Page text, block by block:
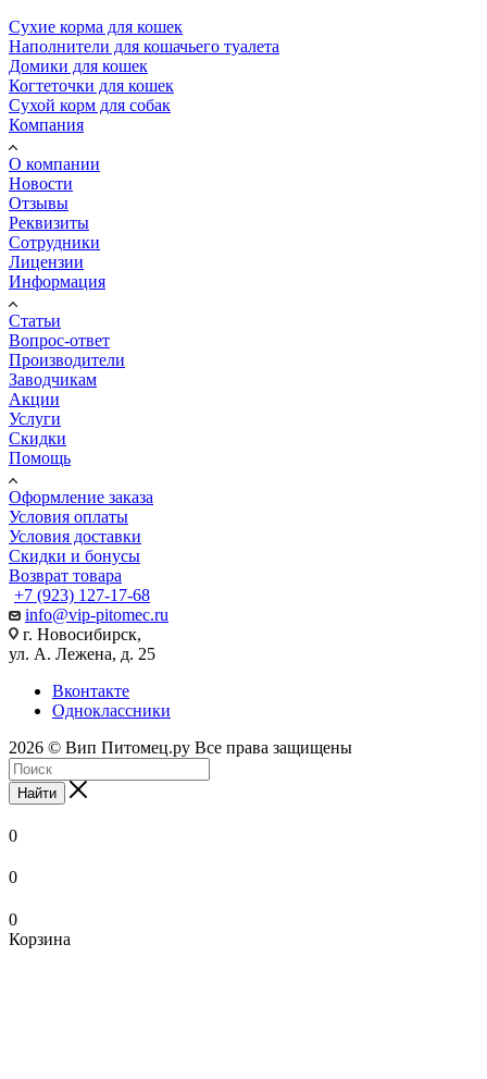
Сухие корма для кошек
Наполнители для кошачьего туалета
Домики для кошек
Когтеточки для кошек
Сухой корм для собак
Компания
О компании
Новости
Отзывы
Реквизиты
Сотрудники
Лицензии
Информация
Статьи
Вопрос-ответ
Производители
Заводчикам
Акции
Услуги
Скидки
Помощь
Оформление заказа
Условия оплаты
Условия доставки
Скидки и бонусы
Возврат товара
+7 (923) 127-17-68
info@vip-pitomec.ru
г. Новосибирск,
ул. А. Лежена, д. 25
Вконтакте
Одноклассники
2026 © Вип Питомец.ру Все права защищены
Найти
0
0
0
Корзина